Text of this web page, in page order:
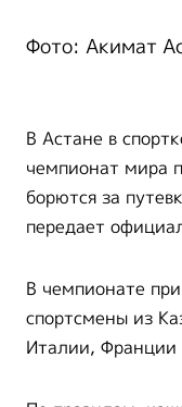
Фото: Акимат
В Астане в
чемпионат мира
борются за
передает
В чемпионате
спортсмены из
Италии,